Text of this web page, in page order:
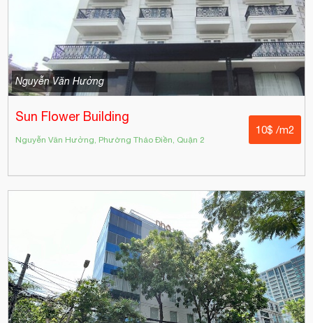
Nguyễn Văn Hưởng
Sun Flower Building
Nguyễn Văn Hưởng, Phường Thảo Điền, Quận 2
10$ /m2